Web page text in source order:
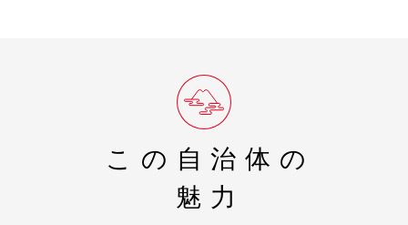
【ワンストップ特例申請書類をご自身でプリントアウト・
https://www.city.tateyama.chiba.jp/files/300372484.pdf
(外部サイトへ遷移します。個人情報の保護は遷移先サイト
の方針に従います。)この自治体の
魅力